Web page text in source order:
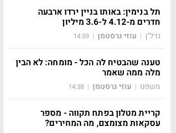
תל בנימין: באותו בניין ירדו ארבעה
חדרים מ-4.12 ל-3.6 מיליון
נדל"ן | עוזי גרסטמן |
14:39
טענה שהבטיח לה הכל - מומחה: לא הבין
מלה ממה שאמר
משפט | עוזי גרסטמן |
14:38
קריית מטלון בפתח תקווה - מספר
עסקאות מצומצם, מה המחירים?